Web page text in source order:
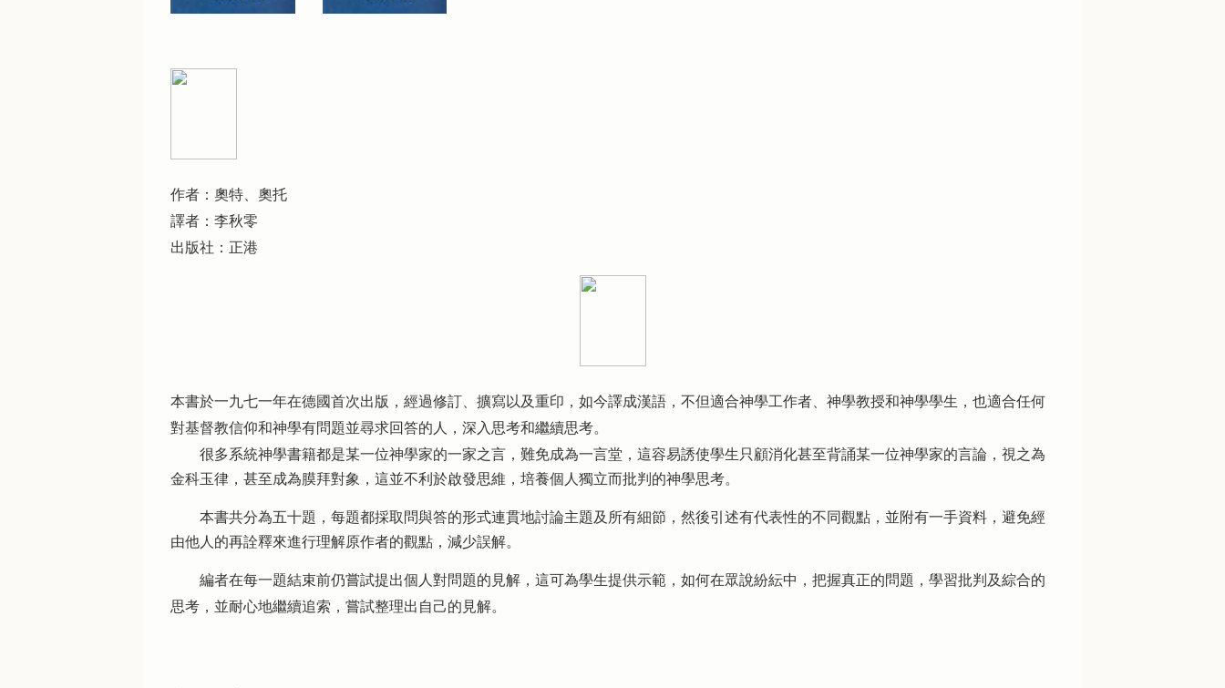
作者：奧特、奧托
譯者：李秋零
出版社：正港
本書於一九七一年在德國首次出版，經過修訂、擴寫以及重印，如今譯成漢語，不但適合神學工作者、神學教授和神學學生，也適合任何
對基督教信仰和神學有問題並尋求回答的人，深入思考和繼續思考。
很多系統神學書籍都是某一位神學家的一家之言，難免成為一言堂，這容易誘使學生只顧消化甚至背誦某一位神學家的言論，視之為
金科玉律，甚至成為膜拜對象，這並不利於啟發思維，培養個人獨立而批判的神學思考。
本書共分為五十題，每題都採取問與答的形式連貫地討論主題及所有細節，然後引述有代表性的不同觀點，並附有一手資料，避免經
由他人的再詮釋來進行理解原作者的觀點，減少誤解。
編者在每一題結束前仍嘗試提出個人對問題的見解，這可為學生提供示範，如何在眾說紛紜中，把握真正的問題，學習批判及綜合的
思考，並耐心地繼續追索，嘗試整理出自己的見解。